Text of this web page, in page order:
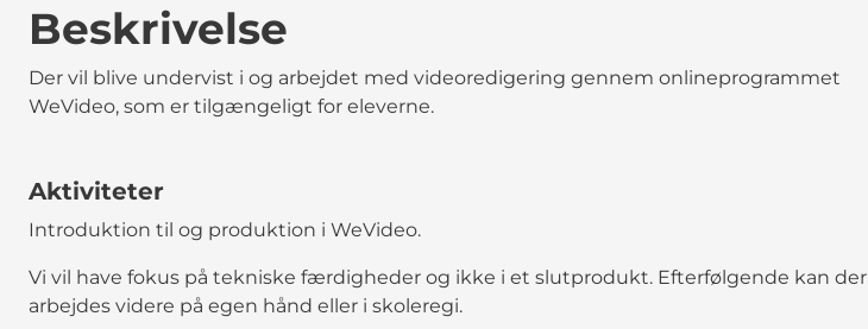
Beskrivelse
Der vil blive undervist i og arbejdet med videoredigering gennem onlineprogrammet
WeVideo, som er tilgængeligt for eleverne.
Aktiviteter
Introduktion til og produktion i WeVideo.
Vi vil have fokus på tekniske færdigheder og ikke i et slutprodukt. Efterfølgende kan der
arbejdes videre på egen hånd eller i skoleregi.